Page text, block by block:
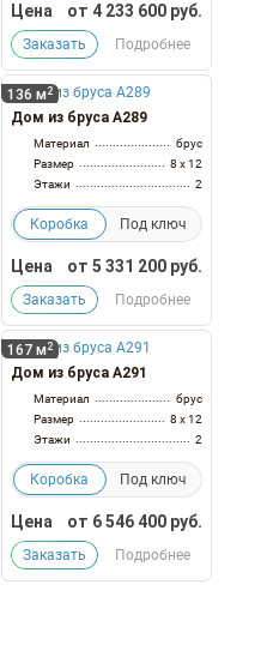
Цена от 4 233 600руб.
Заказать Подробнее
136 м 2
Дом из бруса А289
Материал
брус
Размер
8 x 12
Этажи
2
Коробка Под ключ
Цена от 5 331 200руб.
Заказать Подробнее
167 м 2
Дом из бруса А291
Материал
брус
Размер
8 x 12
Этажи
2
Коробка Под ключ
Цена от 6 546 400руб.
Заказать Подробнее